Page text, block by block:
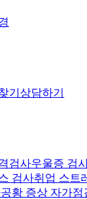
기 상담하기
검사우울증 검
검사취업 스트
공황 증상 자가점